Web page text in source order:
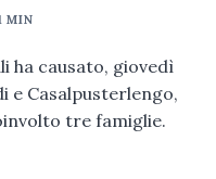
MIN
ha causato, giovedì
e Casalpusterlengo,
tre famiglie.